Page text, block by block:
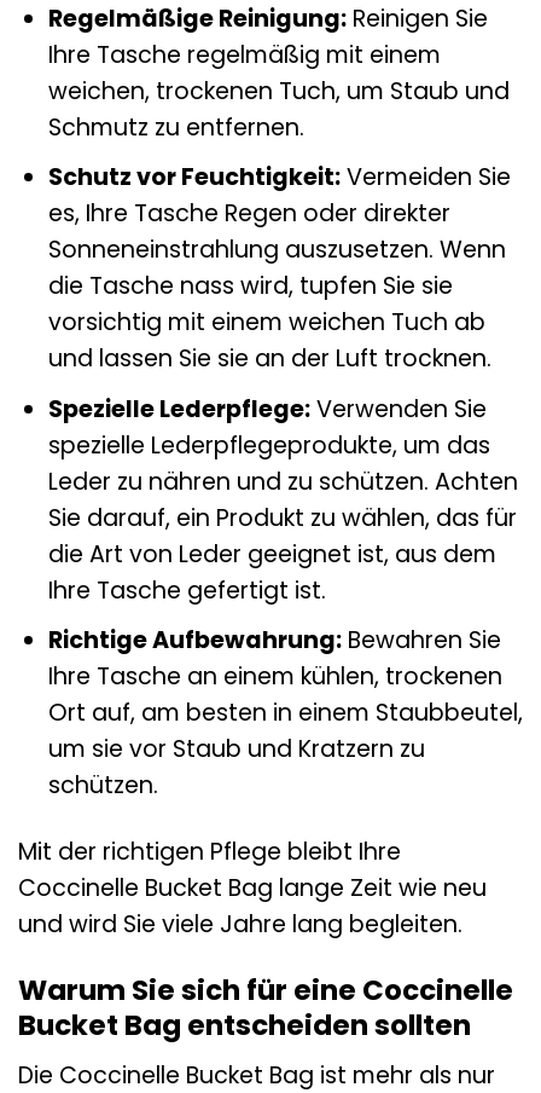
Regelmäßige Reinigung:Reinigen Sie
Ihre Tasche regelmäßig mit einem
weichen, trockenen Tuch, um Staub und
Schmutz zu entfernen.
Schutz vor Feuchtigkeit:Vermeiden Sie
es, Ihre Tasche Regen oder direkter
Sonneneinstrahlung auszusetzen. Wenn
die Tasche nass wird, tupfen Sie sie
vorsichtig mit einem weichen Tuch ab
und lassen Sie sie an der Luft trocknen.
Spezielle Lederpflege:Verwenden Sie
spezielle Lederpflegeprodukte, um das
Leder zu nähren und zu schützen. Achten
Sie darauf, ein Produkt zu wählen, das für
die Art von Leder geeignet ist, aus dem
Ihre Tasche gefertigt ist.
Richtige Aufbewahrung:Bewahren Sie
Ihre Tasche an einem kühlen, trockenen
Ort auf, am besten in einem Staubbeutel,
um sie vor Staub und Kratzern zu
schützen.
Mit der richtigen Pflege bleibt Ihre
Coccinelle Bucket Bag lange Zeit wie neu
und wird Sie viele Jahre lang begleiten.
Warum Sie sich für eine Coccinelle
Bucket Bag entscheiden sollten
Die Coccinelle Bucket Bag ist mehr als nur